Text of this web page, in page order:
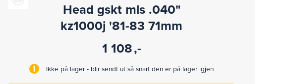
Head gskt mls .040"
kz1000j '81-83 71mm
1 108,-
Ikke på lager - blir sendt ut så snart den er på lager igjen